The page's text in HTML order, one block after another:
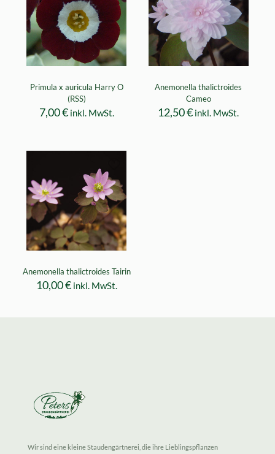
Primula x auricula Harry O
(RSS)
7,00€ inkl. MwSt.
Anemonella thalictroides
Cameo
12,50€ inkl. MwSt.
Anemonella thalictroides Tairin
10,00€ inkl. MwSt.
Wir sind eine kleine Staudengärtnerei, die ihre Lieblingspflanzen